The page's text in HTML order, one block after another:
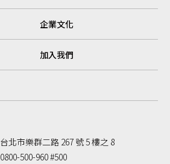
企業文化
加入我們
台北市樂群二路 267 號 5 樓之 8
0800-500-960 #500